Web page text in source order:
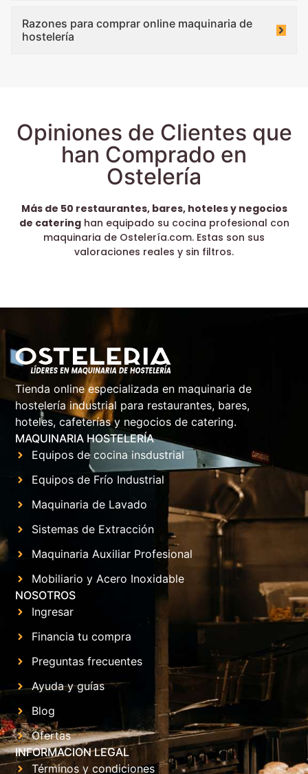
Razones para comprar online maquinaria de
hostelería
Opiniones de Clientes que
han Comprado en
Ostelería
Más de 50 restaurantes, bares, hoteles y negocios
de cateringhan equipado su cocina profesional con
maquinaria de Ostelería.com. Estas son sus
valoraciones reales y sin filtros.
Tienda online especializada en maquinaria de
hostelería industrial para restaurantes, bares,
hoteles, cafeterías y negocios de catering.
MAQUINARIA HOSTELERÍA
Equipos de cocina insdustrial
Equipos de Frío Industrial
Maquinaria de Lavado
Sistemas de Extracción
Maquinaria Auxiliar Profesional
Mobiliario y Acero Inoxidable
NOSOTROS
Ingresar
Financia tu compra
Preguntas frecuentes
Ayuda y guías
Blog
Ofertas
INFORMACION LEGAL
Términos y condiciones